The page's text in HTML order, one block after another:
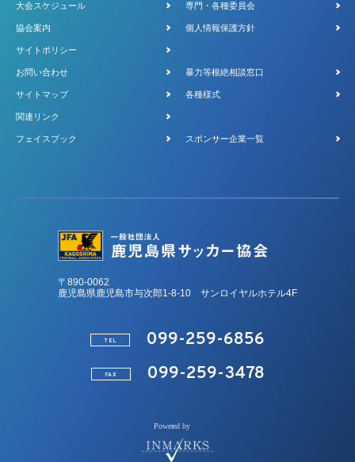
大会スケジュール 専門・各種委員会
協会案内 個人情報保護方針
サイトポリシー
お問い合わせ 暴力等根絶相談窓口
サイトマップ 各種様式
関連リンク
フェイスブック スポンサー企業一覧
〒890-0062
鹿児島県鹿児島市与次郎1-8-10 サンロイヤルホテル4F
TEL 099-259-6856
FAX 099-259-3478